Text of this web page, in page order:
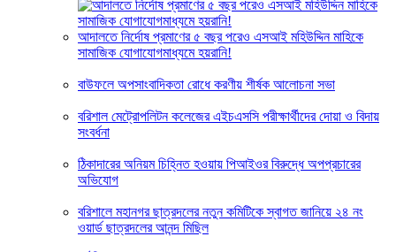
আদালতে নির্দোষ প্রমাণের ৫ বছর পরেও এসআই মহিউদ্দিন মাহিকে
সামাজিক যোগাযোগমাধ্যমে হয়রানি!
বাউফলে অপসাংবাদিকতা রোধে করণীয় শীর্ষক আলোচনা সভা
বরিশাল মেট্রোপলিটন কলেজের এইচএসসি পরীক্ষার্থীদের দোয়া ও বিদায়
সংবর্ধনা
ঠিকাদারের অনিয়ম চিহ্নিত হওয়ায় পিআইওর বিরুদ্ধে অপপ্রচারের
অভিযোগ
বরিশালে মহানগর ছাত্রদলের নতুন কমিটিকে স্বাগত জানিয়ে ২৪ নং
ওয়ার্ড ছাত্রদলের আনন্দ মিছিল